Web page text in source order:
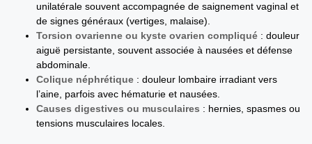
unilatérale souvent accompagnée de saignement vaginal et
de signes généraux (vertiges, malaise).
Torsion ovarienne ou kyste ovarien compliqué : douleur
aiguë persistante, souvent associée à nausées et défense
abdominale.
Colique néphrétique : douleur lombaire irradiant vers
l’aine, parfois avec hématurie et nausées.
Causes digestives ou musculaires : hernies, spasmes ou
tensions musculaires locales.